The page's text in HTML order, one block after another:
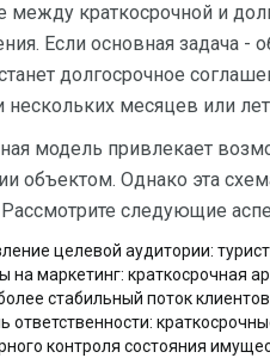
между краткосрочной и
Если основная задача
долгосрочное
нескольких месяцев или
модель привлекает
объектом. Однако эта
следующие
целевой аудитории:
на маркетинг: краткосрочная
стабильный поток
ответственности:
контроля состояния